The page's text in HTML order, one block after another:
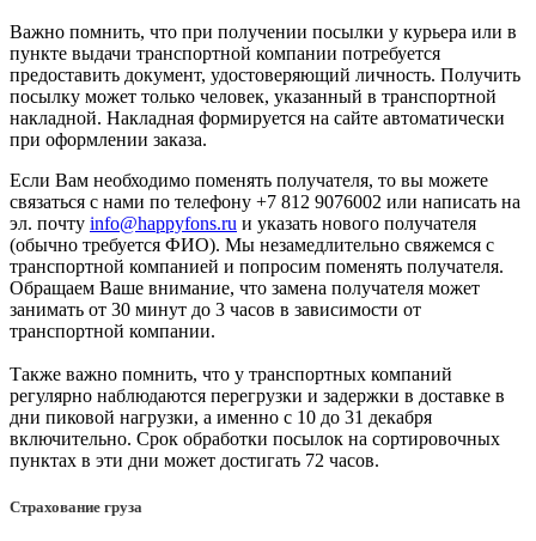
Важно помнить, что при получении посылки у курьера или в
пункте выдачи транспортной компании потребуется
предоставить документ, удостоверяющий личность. Получить
посылку может только человек, указанный в транспортной
накладной. Накладная формируется на сайте автоматически
при оформлении заказа.
Если Вам необходимо поменять получателя, то вы можете
связаться с нами по телефону +7 812 9076002 или написать на
эл. почту info@happyfons.ru и указать нового получателя
(обычно требуется ФИО). Мы незамедлительно свяжемся с
транспортной компанией и попросим поменять получателя.
Обращаем Ваше внимание, что замена получателя может
занимать от 30 минут до 3 часов в зависимости от
транспортной компании.
Также важно помнить, что у транспортных компаний
регулярно наблюдаются перегрузки и задержки в доставке в
дни пиковой нагрузки, а именно с 10 до 31 декабря
включительно. Срок обработки посылок на сортировочных
пунктах в эти дни может достигать 72 часов.
Страхование груза